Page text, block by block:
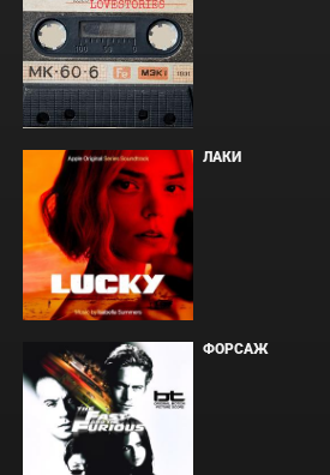
ЛАКИ
ФОРСАЖ